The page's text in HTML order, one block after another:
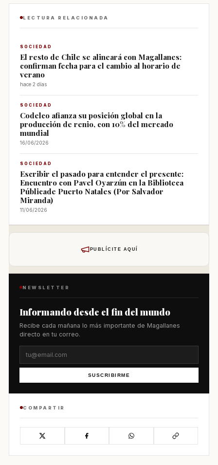
LECTURA RELACIONADA
SOCIEDAD
El resto de Chile se alineará con Magallanes:
confirman fecha para el cambio al horario de
verano
hace 2 días
SOCIEDAD
Codelco afianza su posición global en la
producción de renio, con 10% del mercado
mundial
16/06/2026
SOCIEDAD
Escribir el pasado para entender el presente:
Encuentro con Pavel Oyarzún en la Biblioteca
Públicade Puerto Natales (Por Salvador
Miranda)
11/06/2026
PUBLÍCITE AQUÍ
NEWSLETTER
Informando desde el fin del mundo
Recibe cada mañana lo más importante de Magallanes
directo en tu correo.
SUSCRIBIRME
COMPARTIR